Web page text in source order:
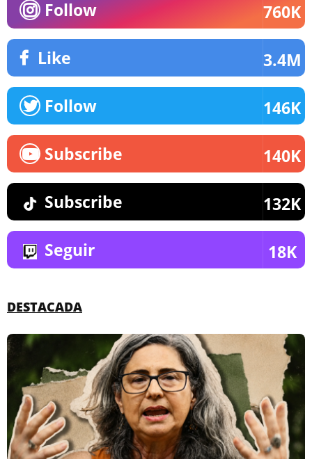
Follow 760K
Like 3.4M
Follow 146K
Subscribe 140K
Subscribe 132K
Seguir 18K
DESTACADA